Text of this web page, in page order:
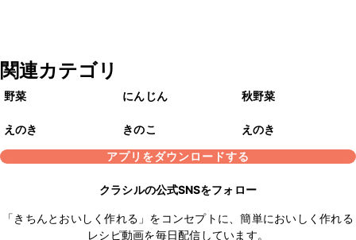
関連カテゴリ
野菜 にんじん 秋野菜
えのき きのこ
えのき
アプリをダウンロードする
クラシルの公式SNSをフォロー
「きちんとおいしく作れる」をコンセプトに、簡単においしく作れる
レシピ動画を毎日配信しています。